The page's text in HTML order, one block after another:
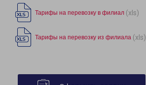
Тарифы на перевозку в филиал (xls)
Тарифы на перевозку из филиала (xls)